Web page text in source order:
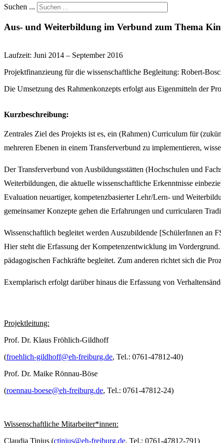
Suchen ...
Aus- und Weiterbildung im Verbund zum Thema
Laufzeit: Juni 2014 – September 2016
Projektfinanzieung für die wissenschaftliche Begleitung: Robert-
Die Umsetzung des Rahmenkonzepts erfolgt aus Eigenmitteln der
Kurzbeschreibung:
Zentrales Ziel des Projekts ist es, ein (Rahmen) Curriculum für
mehreren Ebenen in einem Transferverbund zu implementieren,
Der Transferverbund von Ausbildungsstätten (Hochschulen und
Weiterbildungen, die aktuelle wissenschaftliche Erkenntnisse
Evaluation neuartiger, kompetenzbasierter Lehr/Lern- und
gemeinsamer Konzepte gehen die Erfahrungen und curricularen
Wissenschaftlich begleitet werden Auszubildende [SchülerInnen an
Hier steht die Erfassung der Kompetenzentwicklung im
pädagogischen Fachkräfte begleitet. Zum anderen richtet sich die
Exemplarisch erfolgt darüber hinaus die Erfassung von
Projektleitung:
Prof. Dr. Klaus Fröhlich-Gildhoff
(froehlich-gildhoff@eh-freiburg.de, Tel.: 0761-47812-40)
Prof. Dr. Maike Rönnau-Böse
(roennau-boese@eh-freiburg.de, Tel.: 0761-47812-24)
Wissenschaftliche Mitarbeiter*innen:
Claudia Tinius (ctinius@eh-freiburg.de, Tel.: 0761-47812-791)